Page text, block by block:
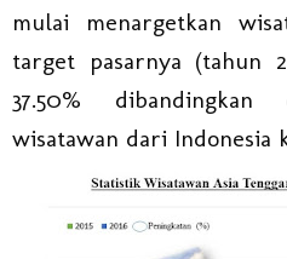
mulai menargetkan
target pasarnya (tahun
37.50%
wisatawan dari Indonesia